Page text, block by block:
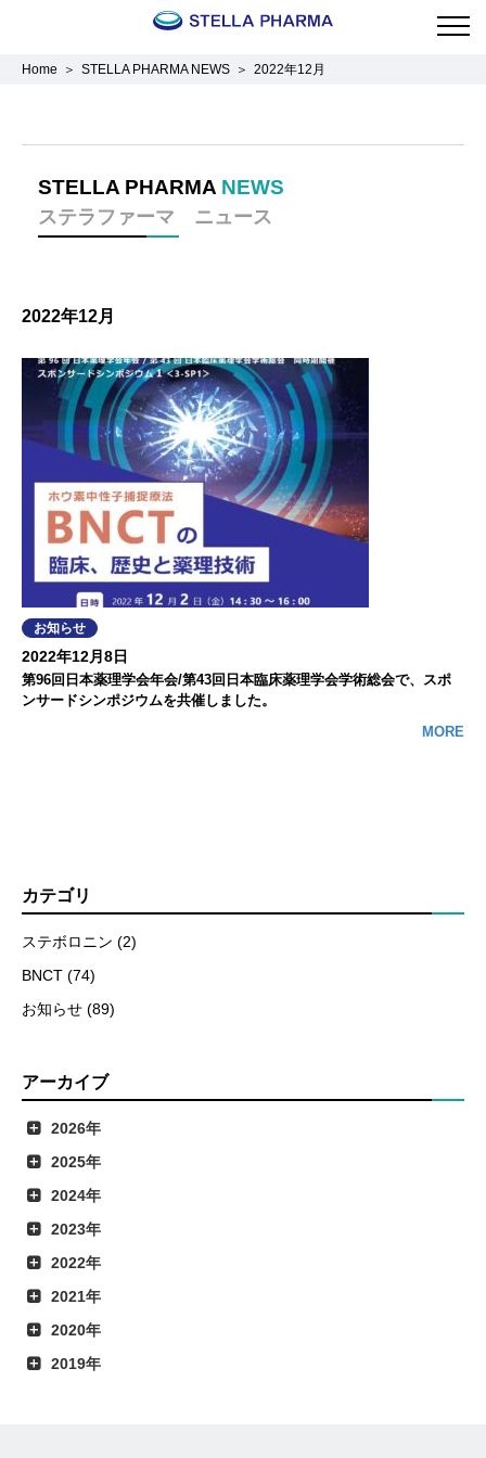
Home STELLA PHARMA NEWS 2022年12月
STELLA PHARMA NEWS
ステラファーマ ニュース
2022年12月
お知らせ
2022年12月8日
第96回日本薬理学会年会/第43回日本臨床薬理学会学術総会で、スポ
ンサードシンポジウムを共催しました。
MORE
カテゴリ
ステボロニン (2)
BNCT (74)
お知らせ (89)
アーカイブ
2026年
2025年
2024年
2023年
2022年
2021年
2020年
2019年